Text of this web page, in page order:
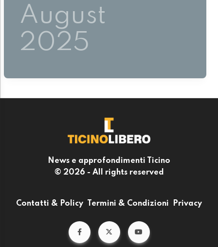
August
2025
News e approfondimenti Ticino
© 2026 - All rights reserved
Contatti & Policy Termini & Condizioni Privacy